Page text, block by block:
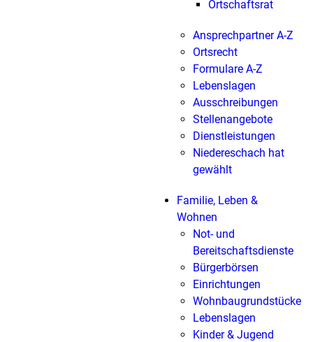
Ortschaftsrat
Ansprechpartner A-Z
Ortsrecht
Formulare A-Z
Lebenslagen
Ausschreibungen
Stellenangebote
Dienstleistungen
Niedereschach hat
gewählt
Familie, Leben &
Wohnen
Not- und
Bereitschaftsdienste
Bürgerbörsen
Einrichtungen
Wohnbaugrundstücke
Lebenslagen
Kinder & Jugend